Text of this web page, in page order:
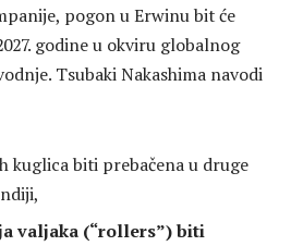
pogon u Erwinu bit će
godine u okviru globalnog
Tsubaki Nakashima navodi
kuglica biti prebačena u druge
valjaka (“rollers”) biti